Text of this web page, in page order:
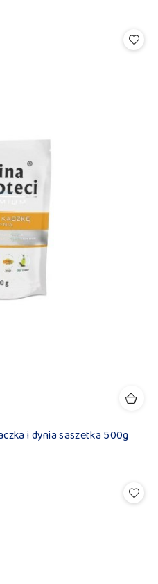
i dynia saszetka 500g